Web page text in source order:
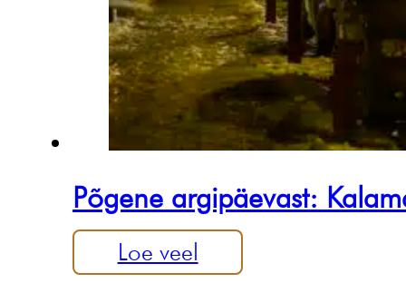
Põgene argipäevast:
Loe veel